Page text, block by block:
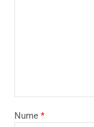
Nume *